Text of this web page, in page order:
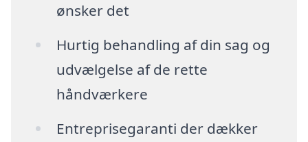
ønsker det
Hurtig behandling af din sag og
udvælgelse af de rette
håndværkere
Entreprisegaranti der dækker